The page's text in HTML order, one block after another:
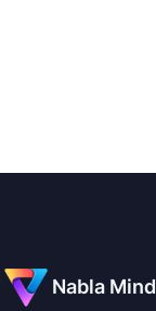
Nabla Mind